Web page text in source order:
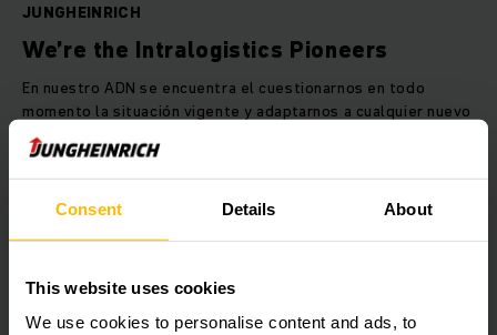
Consent Details About
This website uses cookies
We use cookies to personalise content and ads, to
JUNGHEINRICH
We’re the Intralogistics Pioneers
En nuestro ADN se encuentra el cuestionarnos en todo
momento la situación vigente y adaptarnos a cualquier nuevo
desafío de la intralogística. ¿Cómo será el almacén del
futuro? ¿Qué podemos hacer para que su almacén sea aún
más eficiente, sostenible y económico? Descúbralo.
OBTENER MÁS INFORMACIÓN